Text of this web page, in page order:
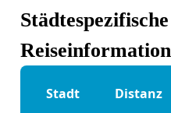
Städtespezifische
Stadt Distanz